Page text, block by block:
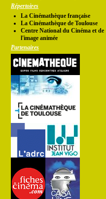
Répertoires
La Cinémathèque française
La Cinémathèque de Toulouse
Centre National du Cinéma et de
l'image animée
Partenaires